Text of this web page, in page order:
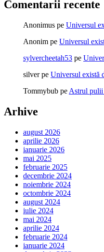
Comentarii recente
Anonimus pe Universul
Anonim pe Universul
sylvercheetah53 pe
silverpe Universul există
Tommybub pe Astrul pulii
Arhive
august 2026
aprilie 2026
ianuarie 2026
mai 2025
februarie 2025
decembrie 2024
noiembrie 2024
octombrie 2024
august 2024
iulie 2024
mai 2024
aprilie 2024
februarie 2024
ianuarie 2024